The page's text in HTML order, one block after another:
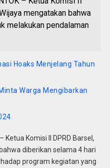
mengatakan bahwa
melakukan pendalaman
Hoaks Menjelang Tahun
Warga Mengibarkan
Ketua Komisi II DPRD Barsel,
diberikan selama 4 hari
program kegiatan yang